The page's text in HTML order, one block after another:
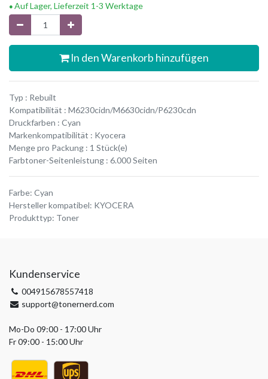
Auf Lager, Lieferzeit 1-3 Werktage
In den Warenkorb hinzufügen
Typ : Rebuilt
Kompatibilität : M6230cidn/M6630cidn/P6230cdn
Druckfarben : Cyan
Markenkompatibilität : Kyocera
Menge pro Packung : 1 Stück(e)
Farbtoner-Seitenleistung : 6.000 Seiten
Farbe: Cyan
Hersteller kompatibel: KYOCERA
Produkttyp: Toner
Kundenservice
004915678557418
support@tonernerd.com
Mo-Do 09:00 - 17:00 Uhr
Fr 09:00 - 15:00 Uhr